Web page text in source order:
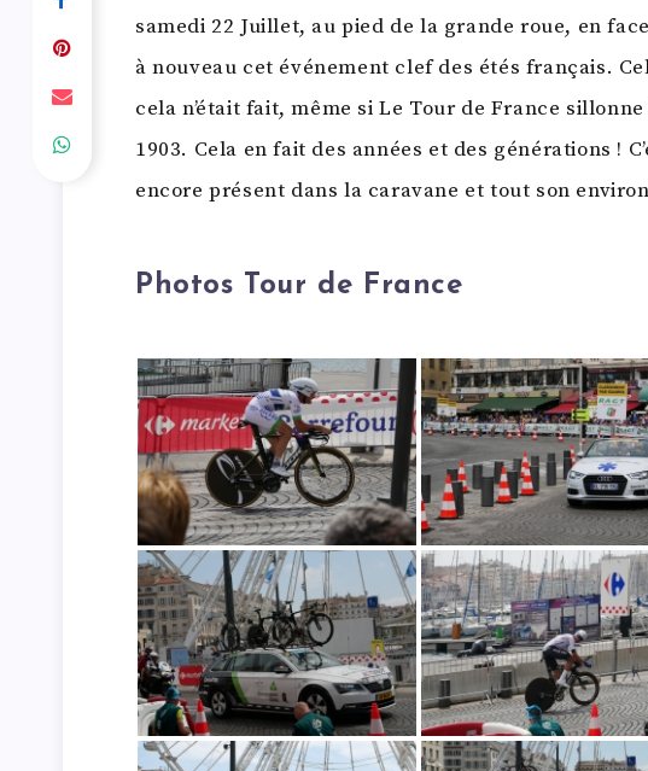
samedi 22 Juillet, au pied de la grande roue, en
à nouveau cet événement clef des étés français.
cela n’était fait, même si Le Tour de France
1903. Cela en fait des années et des générations !
encore présent dans la caravane et tout son
Photos Tour de France